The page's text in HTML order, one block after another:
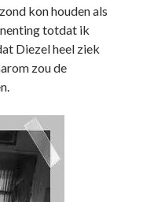
kon houden als
totdat ik
Diezel heel ziek
zou de